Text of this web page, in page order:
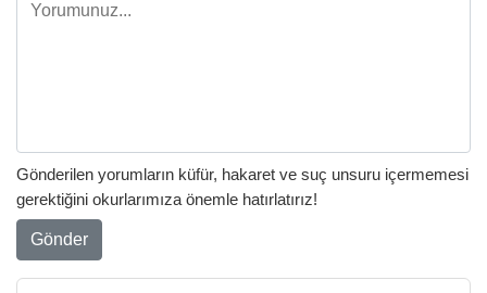
Gönderilen yorumların küfür, hakaret ve suç unsuru içermemesi
gerektiğini okurlarımıza önemle hatırlatırız!
Gönder